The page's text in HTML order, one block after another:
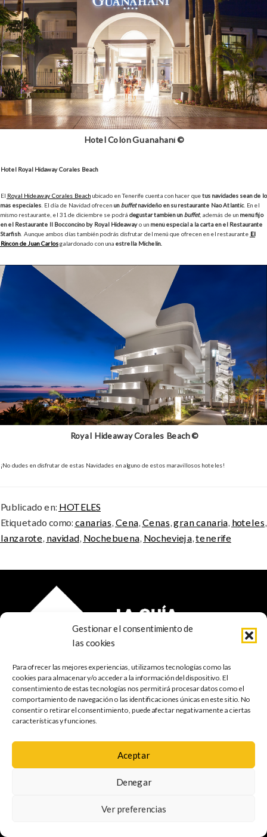
Gestionar el consentimiento de
las cookies
Para ofrecer las mejores experiencias, utilizamos tecnologías como las
cookies para almacenar y/o acceder a la información del dispositivo. El
consentimiento de estas tecnologías nos permitirá procesar datos como el
comportamiento de navegación o las identificaciones únicas en este sitio. No
consentir o retirar el consentimiento, puede afectar negativamente a ciertas
características y funciones.
Aceptar
Denegar
Ver preferencias
Hotel Colón Guanahaní ©
Hotel Royal Hidaway Corales Beach
El Royal Hideaway Corales Beach ubicado en Tenerife cuenta con hacer quetus navidades sean de lo
más especiales . El día de Navidad ofrecen unbuffetnavideño en su restaurante Nao Atlantic. En el
mismo restaurante, el 31 de diciembre se podrá degustar también unbuffet, además de un menú fijo
en el Restaurante Il Bocconcino by Royal Hideawayo un menú especial a la carta en el Restaurante
Starfish. Aunque ambos días también podrás disfrutar del menú que ofrecen en el restaurante El
Rincón de Juan Carlosgalardonado con una estrella Michelin.
Royal Hideaway Corales Beach ©
¡No dudes en disfrutar de estas Navidades en alguno de estos maravillosos hoteles!
Publicado en: HOTELES
Etiquetado como: canarias, Cena, Cenas,gran canaria, hoteles,
lanzarote, navidad, Nochebuena, Nochevieja,tenerife
© 2022 TIME IN GRAN CANARIA - Rosti Family Group S.L.
Calle San Francisco Javier 80
ARTE & CULTURA
NATURALEZAESCAPADASCOMPRASFOTOGRAFÍAGRATISINFANTIL